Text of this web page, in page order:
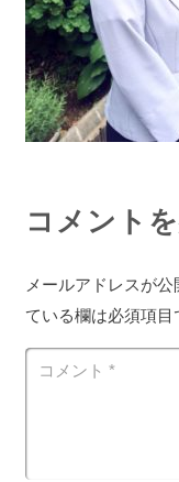
コメント
メールアドレスが公
ている欄は必須項目